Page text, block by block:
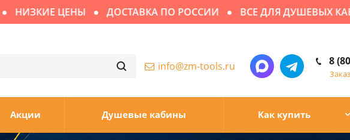
НИЗКИЕ ЦЕНЫ ДОСТАВКА ПО РОССИИ ВСЕ ДЛЯ ДУШЕВЫХ
8
info@zm-tools.ru
Акции Душевые кабины Как купить